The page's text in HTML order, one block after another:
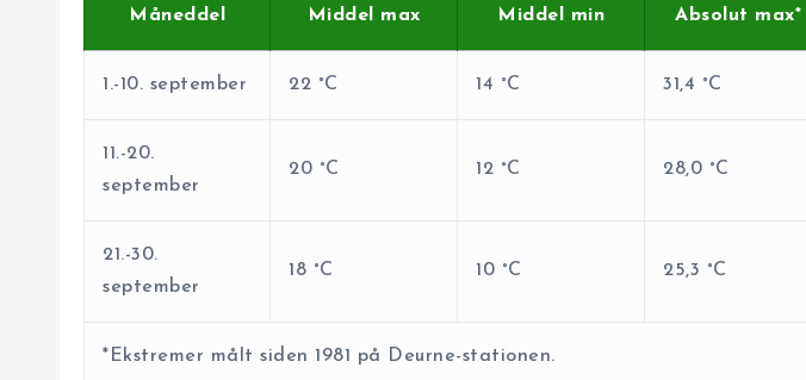
Måneddel Middel max Middel min Absolut max*
1.-10. september 22 °C 14 °C 31,4 °C
11.-20.
september
20 °C 12 °C 28,0 °C
21.-30.
september
18 °C 10 °C 25,3 °C
*Ekstremer målt siden 1981 på Deurne-stationen.